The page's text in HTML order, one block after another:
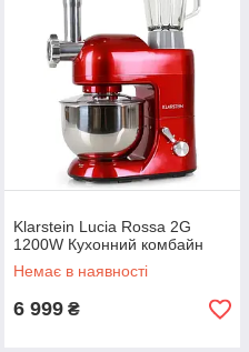
Klarstein Lucia Rossa 2G
1200W Кухонний комбайн
Немає в наявності
6 999 ₴